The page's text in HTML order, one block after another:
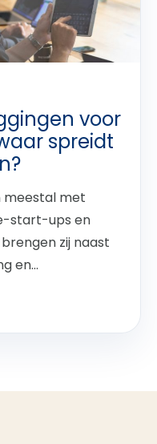
voor
spreidt
meestal met
start-ups en
zij naast
en...